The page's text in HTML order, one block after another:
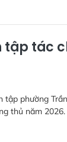
tập tác
tập phường
thủ năm 2026.